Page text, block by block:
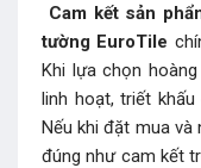
Cam kết sản
tường EuroTile
Khi lựa chọn
linh hoạt, triết
Nếu khi đặt mua và
đúng như cam kết